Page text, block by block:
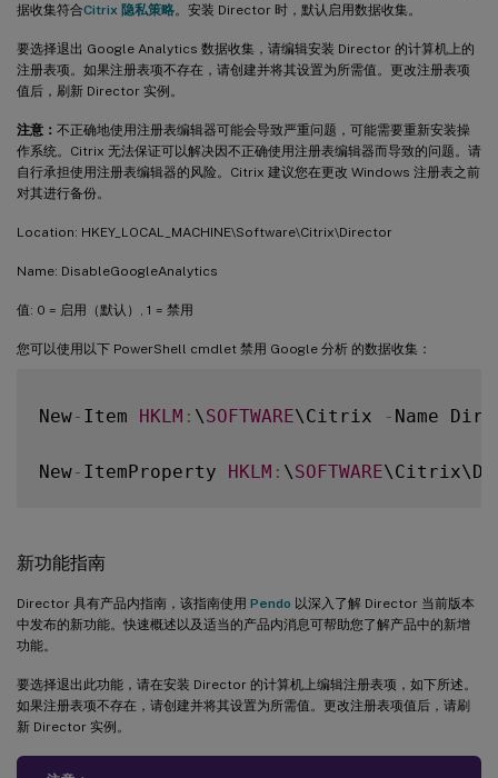
据收集符合Citrix 隐私策略。安装 Director 时，默认启用数据收集。
要选择退出 Google Analytics 数据收集，请编辑安装 Director 的计算机上的
注册表项。如果注册表项不存在，请创建并将其设置为所需值。更改注册表项
值后，刷新 Director 实例。
注意： 不正确地使用注册表编辑器可能会导致严重问题，可能需要重新安装操
作系统。Citrix 无法保证可以解决因不正确使用注册表编辑器而导致的问题。请
自行承担使用注册表编辑器的风险。Citrix 建议您在更改 Windows 注册表之前
对其进行备份。
Location: HKEY_LOCAL_MACHINE\Software\Citrix\Director
Name: DisableGoogleAnalytics
值: 0 = 启用（默认）, 1 = 禁用
您可以使用以下 PowerShell cmdlet 禁用 Google 分析 的数据收集：
New- Item HKLM : \SOFTWARE\Citrix - Name
New- ItemProperty HKLM : \SOFTWARE
新功能指南
Director 具有产品内指南，该指南使用 Pendo 以深入了解 Director 当前版本
中发布的新功能。快速概述以及适当的产品内消息可帮助您了解产品中的新增
功能。
要选择退出此功能，请在安装 Director 的计算机上编辑注册表项，如下所述。
如果注册表项不存在，请创建并将其设置为所需值。更改注册表项值后，请刷
新 Director 实例。